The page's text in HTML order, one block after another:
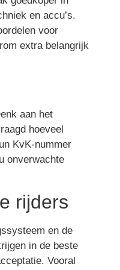
en accu’s.
voor
extra belangrijk
aan het
hoeveel
KvK-nummer
onverwachte
rijders
en de
in de beste
Vooral